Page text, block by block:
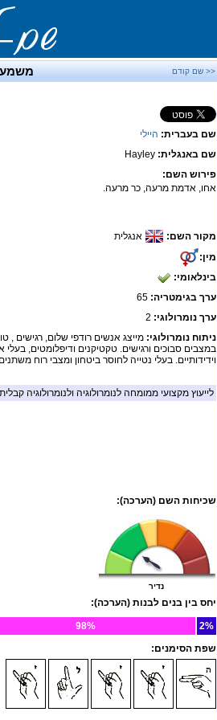
<< שם קודם
שם בעברית: היילי
שם באנגלית: Hayley
פירוש השם:
אחו, אדמת מרעה, כר מרעה.
מקור השם:
אנגלית
מין:
בינלאומי:
ערך בגימטריה:
ערך נומרולוגי: 2
ניתוח נומרולוגי: מייצג אנשים רודפי שלום, רגישים ,
במצבים סבוכים ורגישים. טקטיקנים ודיפלומטים,
וידידותיים. בעלי נטייה לחוסר ביטחון ומצבי רוח
לייעוץ מקצועי ממומחה לנומרולוגיה ולנומרולוגיה קבלית
שכיחות השם (הערכה):
נדיר
יחס בין בנים לבנות (הערכה):
2%
98%
שפת הסימנים: